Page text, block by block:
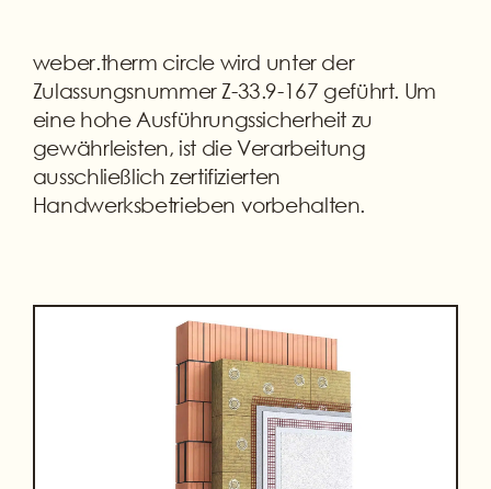
weber.therm circle wird unter der
Zulassungsnummer Z-33.9-167 geführt. Um
eine hohe Ausführungssicherheit zu
gewährleisten, ist die Verarbeitung
ausschließlich zertifizierten
Handwerksbetrieben vorbehalten.